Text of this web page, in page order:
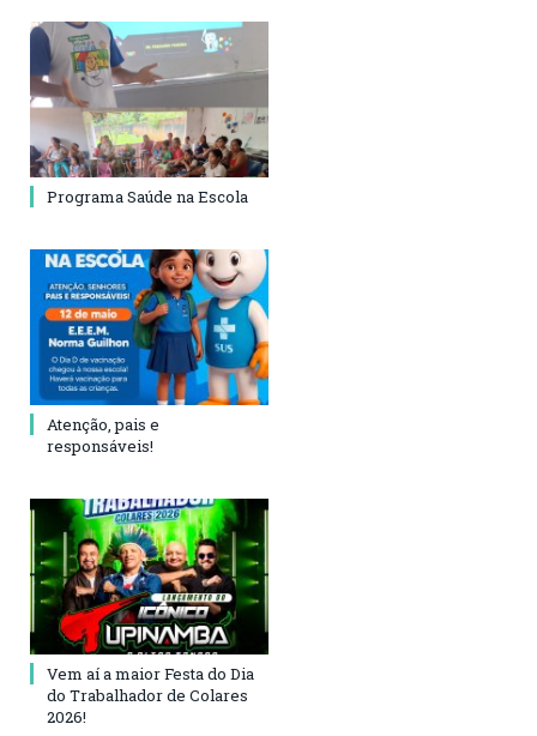
Programa Saúde na Escola
Atenção, pais e
responsáveis!
Vem aí a maior Festa do Dia
do Trabalhador de Colares
2026!